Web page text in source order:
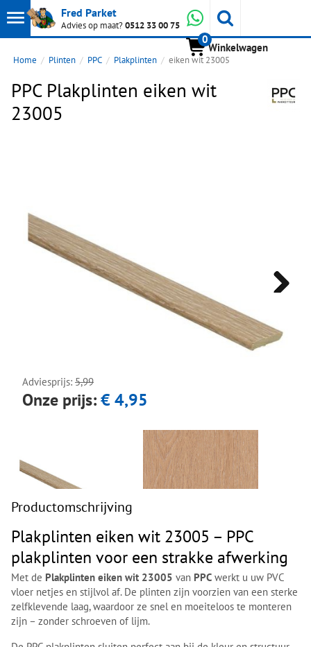
Toon
hoofdmenu
Fred Parket
Advies op maat?0512 33 00 75 Whatsapp
0
Winkelwagen
Home Plinten PPC Plakplinten eiken wit 23005
PPC Plakplinten eiken wit
23005
Adviesprijs: 5,99
Onze prijs:€ 4,95
Productomschrijving
Plakplinten eiken wit 23005 – PPC
plakplinten voor een strakke afwerking
Met de Plakplinten eiken wit 23005 van PPC werkt u uw PVC
vloer netjes en stijlvol af. De plinten zijn voorzien van een sterke
zelfklevende laag, waardoor ze snel en moeiteloos te monteren
zijn – zonder schroeven of lijm.